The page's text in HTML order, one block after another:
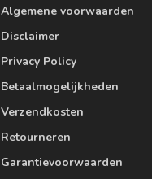
Algemene voorwaarden
Disclaimer
Privacy Policy
Betaalmogelijkheden
Verzendkosten
Retourneren
Garantievoorwaarden